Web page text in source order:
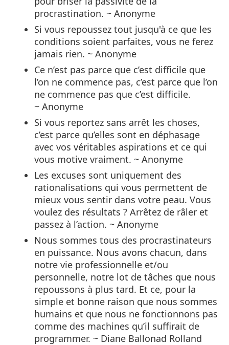
procrastination. ~ Anonyme
Si vous repoussez tout jusqu'à ce que les
conditions soient parfaites, vous ne ferez
jamais rien. ~ Anonyme
Ce n’est pas parce que c’est difficile que
l’on ne commence pas, c’est parce que l’on
ne commence pas que c’est difficile.
~ Anonyme
Si vous reportez sans arrêt les choses,
c’est parce qu’elles sont en déphasage
avec vos véritables aspirations et ce qui
vous motive vraiment. ~ Anonyme
Les excuses sont uniquement des
rationalisations qui vous permettent de
mieux vous sentir dans votre peau. Vous
voulez des résultats ? Arrêtez de râler et
passez à l’action. ~ Anonyme
Nous sommes tous des procrastinateurs
en puissance. Nous avons chacun, dans
notre vie professionnelle et/ou
personnelle, notre lot de tâches que nous
repoussons à plus tard. Et ce, pour la
simple et bonne raison que nous sommes
humains et que nous ne fonctionnons pas
comme des machines qu’il suffirait de
programmer. ~ Diane Ballonad Rolland